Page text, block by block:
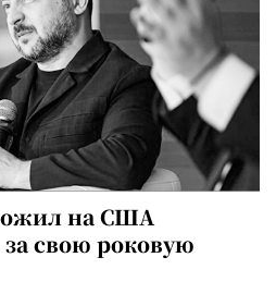
на США
свою роковую